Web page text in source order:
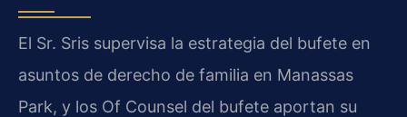
El Sr. Sris supervisa la estrategia del bufete en
asuntos de derecho de familia en Manassas
Park, y los Of Counsel del bufete aportan su